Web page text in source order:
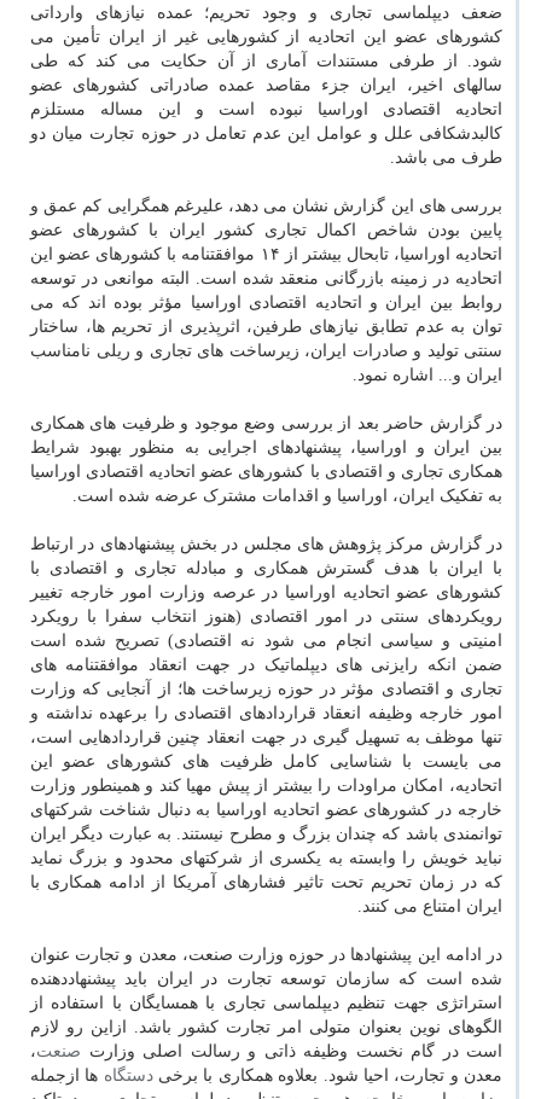
ضعف دیپلماسی تجاری و وجود تحریم؛ عمده نیازهای وارداتی
کشورهای عضو این اتحادیه از کشورهایی غیر از ایران تأمین می
شود. از طرفی مستندات آماری از آن حکایت می کند که طی
سالهای اخیر، ایران جزء مقاصد عمده صادراتی کشورهای عضو
اتحادیه اقتصادی اوراسیا نبوده است و این مساله مستلزم
کالبدشکافی علل و عوامل این عدم تعامل در حوزه تجارت میان دو
طرف می باشد.
بررسی های این گزارش نشان می دهد، علیرغم همگرایی کم عمق و
پایین بودن شاخص اکمال تجاری کشور ایران با کشورهای عضو
اتحادیه اوراسیا، تابحال بیشتر از ۱۴ موافقتنامه با کشورهای عضو این
اتحادیه در زمینه بازرگانی منعقد شده است. البته موانعی در توسعه
روابط بین ایران و اتحادیه اقتصادی اوراسیا مؤثر بوده اند که می
توان به عدم تطابق نیازهای طرفین، اثرپذیری از تحریم ها، ساختار
سنتی تولید و صادرات ایران، زیرساخت های تجاری و ریلی نامناسب
ایران و... اشاره نمود.
در گزارش حاضر بعد از بررسی وضع موجود و ظرفیت های همکاری
بین ایران و اوراسیا، پیشنهادهای اجرایی به منظور بهبود شرایط
همکاری تجاری و اقتصادی با کشورهای عضو اتحادیه اقتصادی اوراسیا
به تفکیک ایران، اوراسیا و اقدامات مشترک عرضه شده است.
در گزارش مرکز پژوهش های مجلس در بخش پیشنهادهای در ارتباط
با ایران با هدف گسترش همکاری و مبادله تجاری و اقتصادی با
کشورهای عضو اتحادیه اوراسیا در عرصه وزارت امور خارجه تغییر
رویکردهای سنتی در امور اقتصادی (هنوز انتخاب سفرا با رویکرد
امنیتی و سیاسی انجام می شود نه اقتصادی) تصریح شده است
ضمن انکه رایزنی های دیپلماتیک در جهت انعقاد موافقتنامه های
تجاری و اقتصادی مؤثر در حوزه زیرساخت ها؛ از آنجایی که وزارت
امور خارجه وظیفه انعقاد قراردادهای اقتصادی را برعهده نداشته و
تنها موظف به تسهیل گیری در جهت انعقاد چنین قراردادهایی است،
می بایست با شناسایی کامل ظرفیت های کشورهای عضو این
اتحادیه، امکان مراودات را بیشتر از پیش مهیا کند و همینطور وزارت
خارجه در کشورهای عضو اتحادیه اوراسیا به دنبال شناخت شرکتهای
توانمندی باشد که چندان بزرگ و مطرح نیستند. به عبارت دیگر ایران
نباید خویش را وابسته به یکسری از شرکتهای محدود و بزرگ نماید
که در زمان تحریم تحت تاثیر فشارهای آمریکا از ادامه همکاری با
ایران امتناع می کنند.
در ادامه این پیشنهادها در حوزه وزارت صنعت، معدن و تجارت عنوان
شده است که سازمان توسعه تجارت در ایران باید پیشنهاددهنده
استراتژی جهت تنظیم دیپلماسی تجاری با همسایگان با استفاده از
الگوهای نوین بعنوان متولی امر تجارت کشور باشد. ازاین رو لازم
است در گام نخست وظیفه ذاتی و رسالت اصلی وزارت صنعت،
معدن و تجارت، احیا شود. بعلاوه همکاری با برخیدستگاه ها ازجمله